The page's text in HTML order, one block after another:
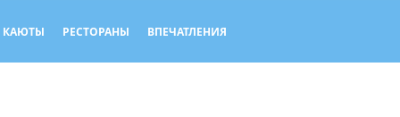
КАЮТЫ РЕСТОРАНЫ ВПЕЧАТЛЕНИЯ